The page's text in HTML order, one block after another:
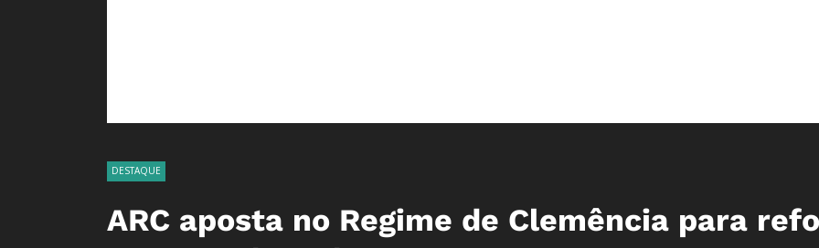
DESTAQUE
ARC aposta no Regime de Clemência para